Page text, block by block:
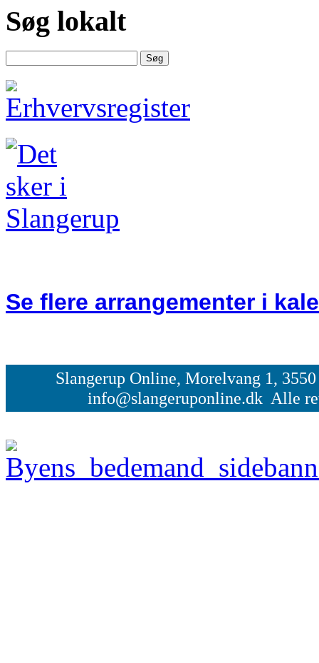
Søg lokalt
Se flere arrangementer i
Slangerup Online, Morelvang 1,
info@slangeruponline.dk Alle